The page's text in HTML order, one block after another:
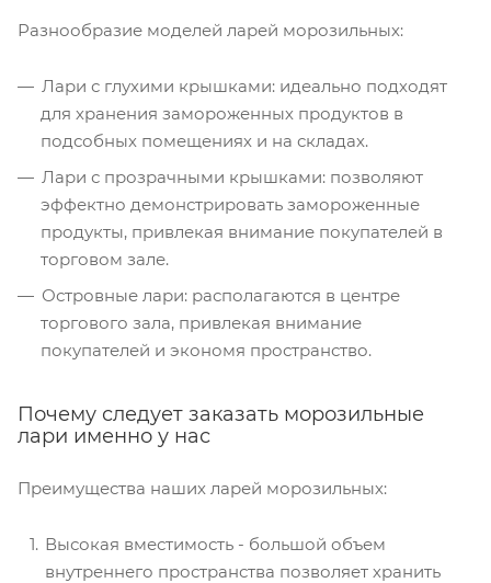
Разнообразие моделей ларей морозильных:
Лари с глухими крышками: идеально подходят
для хранения замороженных продуктов в
подсобных помещениях и на складах.
Лари с прозрачными крышками: позволяют
эффектно демонстрировать замороженные
продукты, привлекая внимание покупателей в
торговом зале.
Островные лари: располагаются в центре
торгового зала, привлекая внимание
покупателей и экономя пространство.
Почему следует заказать морозильные
лари именно у нас
Преимущества наших ларей морозильных:
Высокая вместимость - большой объем
внутреннего пространства позволяет хранить